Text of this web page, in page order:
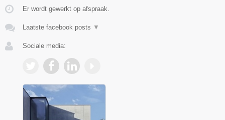
Er wordt gewerkt op afspraak.
Laatste facebook posts ▼
Sociale media: